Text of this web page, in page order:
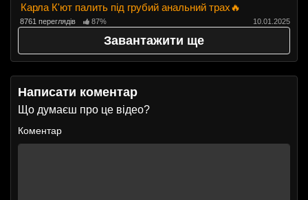
Карла К'ют палить під грубий анальний трах🔥
8761 переглядів 87% 10.01.2025
Завантажити ще
Написати коментар
Що думаєш про це відео?
Коментар